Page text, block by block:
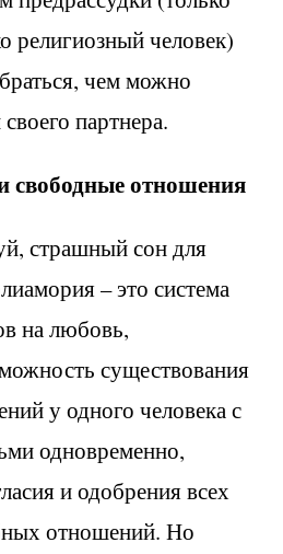
религиозный человек)
чем можно
партнера.
свободные отношения
страшный сон для
– это система
на любовь,
существования
у одного человека с
одновременно,
и одобрения всех
отношений. Но